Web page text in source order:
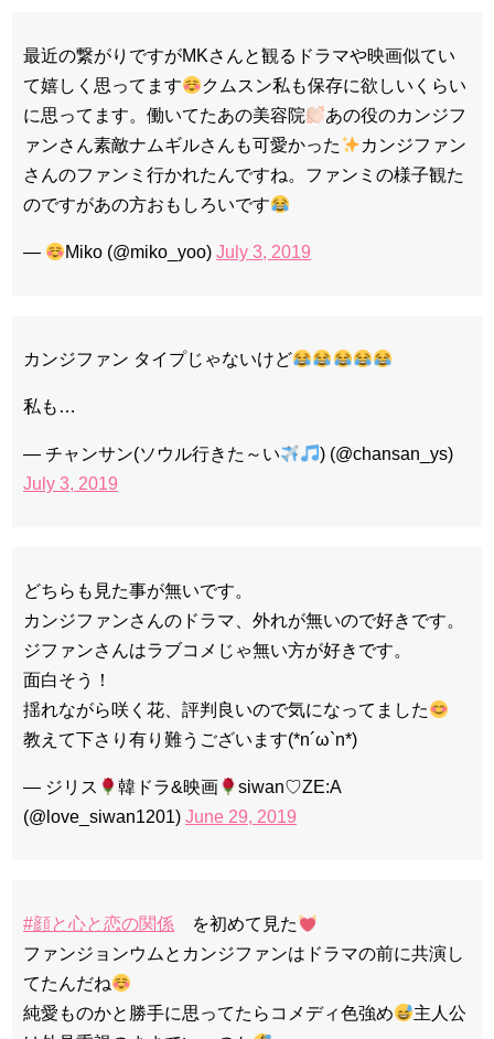
最近の繋がりですがMKさんと観るドラマや映画似てい
て嬉しく思ってます
クムスン私も保存に欲しいくらい
に思ってます。働いてたあの美容院
あの役のカンジフ
ァンさん素敵ナムギルさんも可愛かった
カンジファン
さんのファンミ行かれたんですね。ファンミの様子観た
のですがあの方おもしろいです
— ︎Miko (@miko_yoo)July 3, 2019
カンジファン タイプじゃないけど
私も…
— チャンサン(ソウル行きた～い
) (@chansan_ys)
July 3, 2019
どちらも見た事が無いです。
カンジファンさんのドラマ、外れが無いので好きです。
ジファンさんはラブコメじゃ無い方が好きです。
面白そう！
揺れながら咲く花、評判良いので気になってました
教えて下さり有り難うございます(*n´ω`n*)
— ジリス 韓ドラ&映画
siwan♡ZE:A
(@love_siwan1201) June 29, 2019
#顔と心と恋の関係 を初めて見た
ファンジョンウムとカンジファンはドラマの前に共演し
てたんだね
純愛ものかと勝手に思ってたらコメディ色強め
主人公